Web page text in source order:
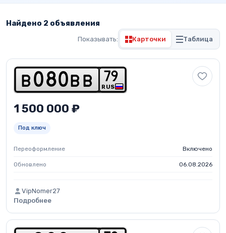
Найдено 2 объявления
Показывать: Карточки Таблица
b 0 80 b b RUS
79
1 500 000 ₽
Под ключ
Переоформление Включено
Обновлено 06.08.2026
VipNomer27
Подробнее